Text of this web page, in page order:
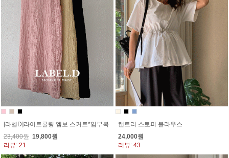
[라벨D]라이트쿨링 엠보 스커트*임부복
23,400원 19,800원
리뷰: 21
캔트리 스토퍼 블라우스
24,000원
리뷰: 43